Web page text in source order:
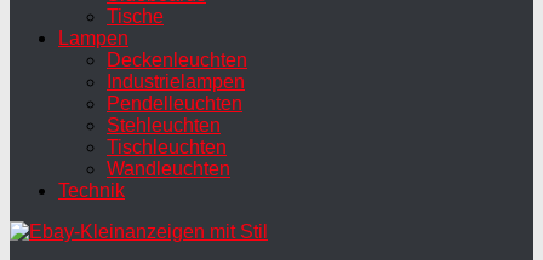
Tische
Lampen
Deckenleuchten
Industrielampen
Pendelleuchten
Stehleuchten
Tischleuchten
Wandleuchten
Technik